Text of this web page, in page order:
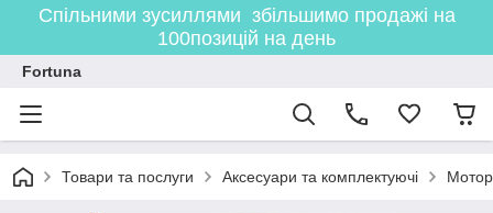
Спільними зусиллями збільшимо продажі на
100позицій на день
Fortuna
Товари та послуги Аксесуари та комплектуючі